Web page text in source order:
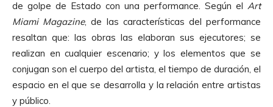
de golpe de Estado con una performance. Según el Art
Miami Magazine, de las características del performance
resaltan que: las obras las elaboran sus ejecutores; se
realizan en cualquier escenario; y los elementos que se
conjugan son el cuerpo del artista, el tiempo de duración, el
espacio en el que se desarrolla y la relación entre artistas
y público.